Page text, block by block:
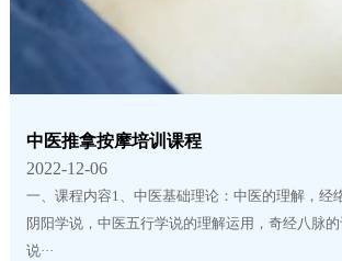
​中医推拿按摩培训课程
2022-12-06
一、课程内容1、中医基础理论：中医的理解，经
阴阳学说，中医五行学说的理解运用，奇经八脉
说···